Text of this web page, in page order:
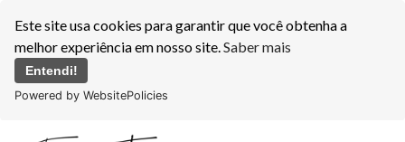
Este site usa cookies para garantir que você obtenha a
melhor experiência em nosso site.Saber mais
Entendi!
Powered by WebsitePolicies